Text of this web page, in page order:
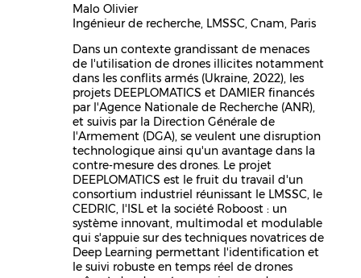
Malo Olivier
Ingénieur de recherche, LMSSC, Cnam, Paris
Dans un contexte grandissant de menaces
de l'utilisation de drones illicites notamment
dans les conflits armés (Ukraine, 2022), les
projets DEEPLOMATICS et DAMIER financés
par l'Agence Nationale de Recherche (ANR),
et suivis par la Direction Générale de
l'Armement (DGA), se veulent une disruption
technologique ainsi qu'un avantage dans la
contre-mesure des drones. Le projet
DEEPLOMATICS est le fruit du travail d'un
consortium industriel réunissant le LMSSC, le
CEDRIC, l'ISL et la société Roboost : un
système innovant, multimodal et modulable
qui s'appuie sur des techniques novatrices de
Deep Learning permettant l'identification et
le suivi robuste en temps réel de drones